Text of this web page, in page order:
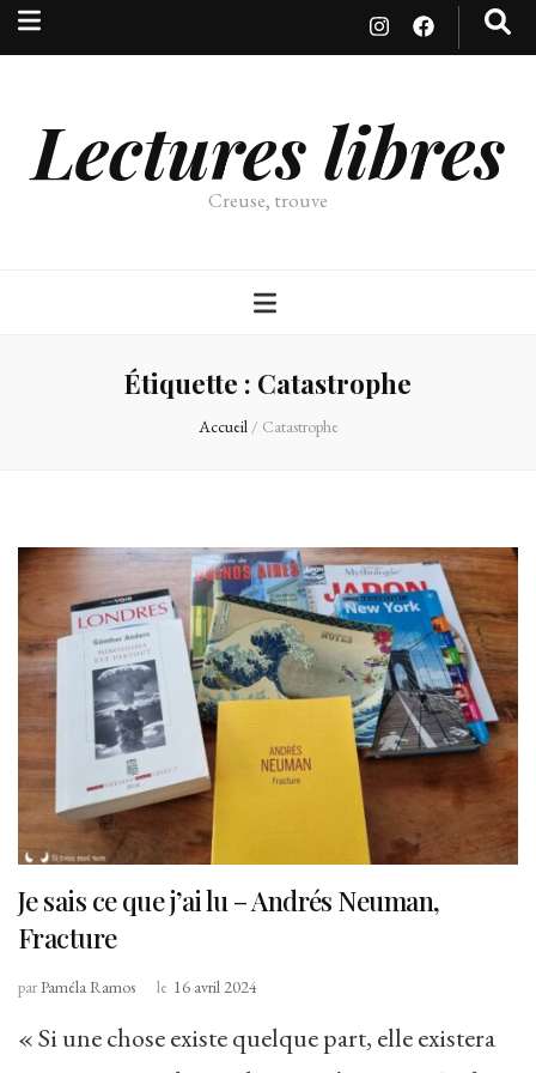
Lectures libres
Creuse, trouve
Étiquette : Catastrophe
Accueil / Catastrophe
Je sais ce que j’ai lu – Andrés Neuman,
Fracture
parPaméla Ramos le 16 avril 2024
« Si une chose existe quelque part, elle existera